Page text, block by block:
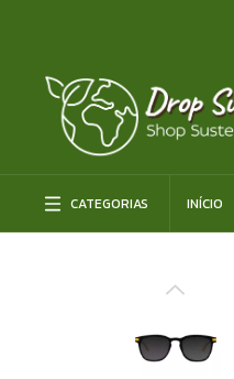
CATEGORIAS INÍCIO